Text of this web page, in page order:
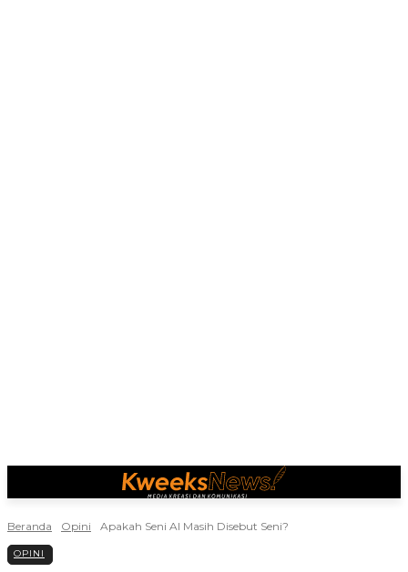
Beranda Opini Apakah Seni AI Masih Disebut Seni?
OPINI